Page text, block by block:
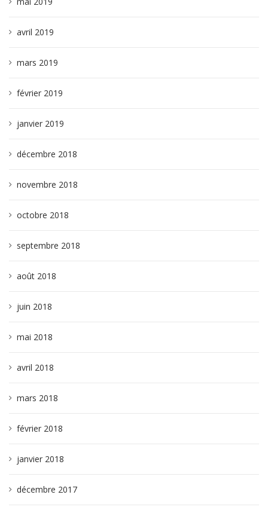
avril 2019
mars 2019
février 2019
janvier 2019
décembre 2018
novembre 2018
octobre 2018
septembre 2018
août 2018
juin 2018
mai 2018
avril 2018
mars 2018
février 2018
janvier 2018
décembre 2017